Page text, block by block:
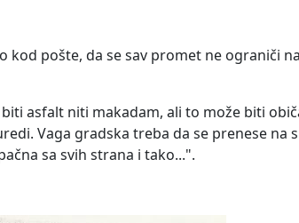
pošte, da se sav promet ne ograniči
asfalt niti makadam, ali to može biti
Vaga gradska treba da se prenese na
sa svih strana i tako...".